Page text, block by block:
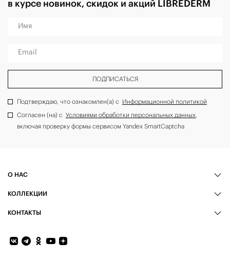
в курсе новинок, скидок и акций LIBREDERM
Имя
Email
ПОДПИСАТЬСЯ
Подтверждаю, что ознакомлен(а) с Информационной политикой
Согласен (на) с Условиями обработки персональных данных,
включая проверку формы сервисом Yandex SmartCaptcha
О НАС
КОЛЛЕКЦИИ
КОНТАКТЫ